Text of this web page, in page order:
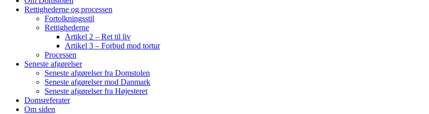
Rettighederne og processen
Fortolkningsstil
Rettighederne
Artikel 2 – Ret til liv
Artikel 3 – Forbud mod tortur
Processen
Seneste afgørelser
Seneste afgørelser fra Domstolen
Seneste afgørelser mod Danmark
Seneste afgørelser fra Højesteret
Domsreferater
Om siden